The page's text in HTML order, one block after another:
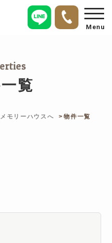
Menu
覧
モリーハウスへ 物件一覧